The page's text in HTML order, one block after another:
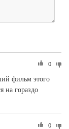
0
фильм этого
на гораздо
0